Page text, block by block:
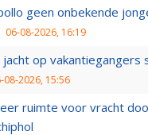
geen onbekende
06-08-2026, 16:19
jacht op vakantiegangers
08-2026, 15:56
ruimte voor vracht